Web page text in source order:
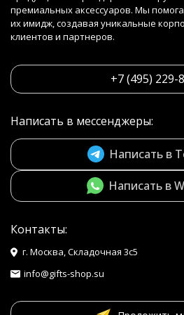
премиальных аксессуаров. Мы
их имидж, создавая уникальные
клиентов и партнеров.
+7 (495) 229-
Написать в мессенджеры:
Написать в
Написать в
Контакты:
г. Москва, Складочная 3с5
info@gifts-shop.su